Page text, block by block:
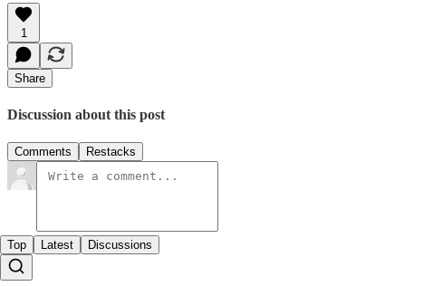
1
Share
Discussion about this post
Comments Restacks
Top Latest Discussions